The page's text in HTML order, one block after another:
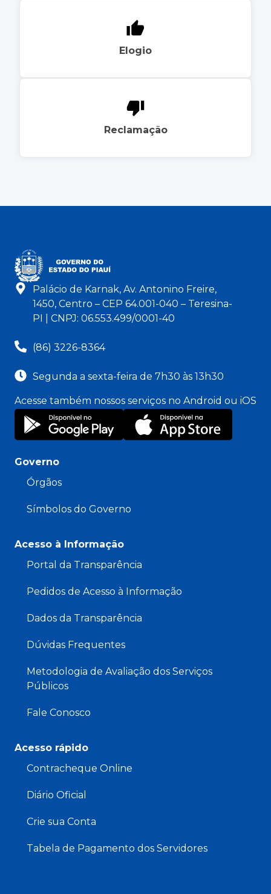
Elogio
Reclamação
Palácio de Karnak, Av. Antonino Freire,
1450, Centro – CEP 64.001-040 – Teresina-
PI | CNPJ: 06.553.499/0001-40
(86) 3226-8364
Segunda a sexta-feira de 7h30 às 13h30
Acesse também nossos serviços no Android ou iOS
Governo
Órgãos
Símbolos do Governo
Acesso à Informação
Portal da Transparência
Pedidos de Acesso à Informação
Dados da Transparência
Dúvidas Frequentes
Metodologia de Avaliação dos Serviços
Públicos
Fale Conosco
Acesso rápido
Contracheque Online
Diário Oficial
Crie sua Conta
Tabela de Pagamento dos Servidores